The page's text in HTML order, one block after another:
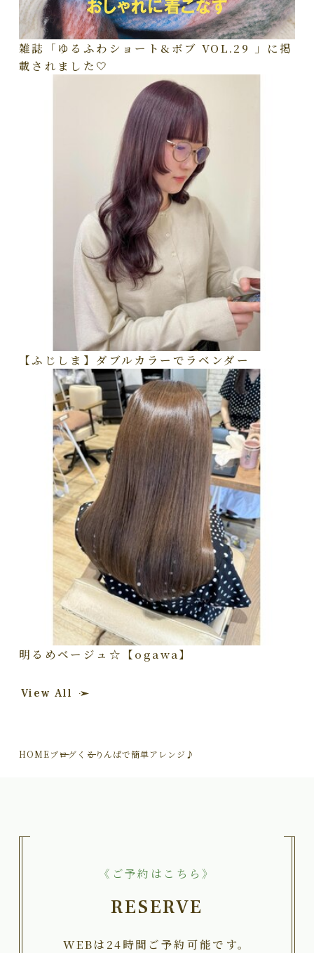
雑誌「ゆるふわショート&ボブ VOL.29 」に掲
載されました🤍
【ふじしま】ダブルカラーでラベンダー
明るめベージュ☆【ogawa】
View All
HOMEブログ くるりんぱで簡単アレンジ♪
《ご予約はこちら》
RESERVE
WEBは24時間ご予約可能です。